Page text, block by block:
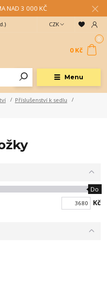
NAD 3 000 KČ
Menu
CZK
0
0 Kč
Příslušenství k sedlu
Do
Kč